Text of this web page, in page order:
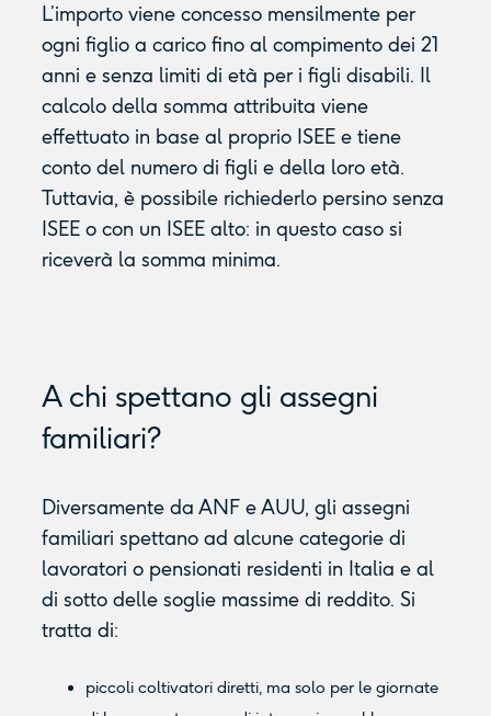
L’importo viene concesso mensilmente per
ogni figlio a carico fino al compimento dei 21
anni e senza limiti di età per i figli disabili. Il
calcolo della somma attribuita viene
effettuato in base al proprio ISEE e tiene
conto del numero di figli e della loro età.
Tuttavia, è possibile richiederlo persino senza
ISEE o con un ISEE alto: in questo caso si
riceverà la somma minima.
A chi spettano gli assegni
familiari?
Diversamente da ANF e AUU, gli assegni
familiari spettano ad alcune categorie di
lavoratori o pensionati residenti in Italia e al
di sotto delle soglie massime di reddito. Si
tratta di:
piccoli coltivatori diretti, ma solo per le giornate